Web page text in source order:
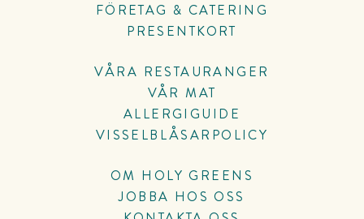
FÖRETAG & CATERING
PRESENTKORT
VÅRA RESTAURANGER
VÅR MAT
ALLERGIGUIDE
VISSELBLÅSARPOLICY
OM HOLY GREENS
JOBBA HOS OSS